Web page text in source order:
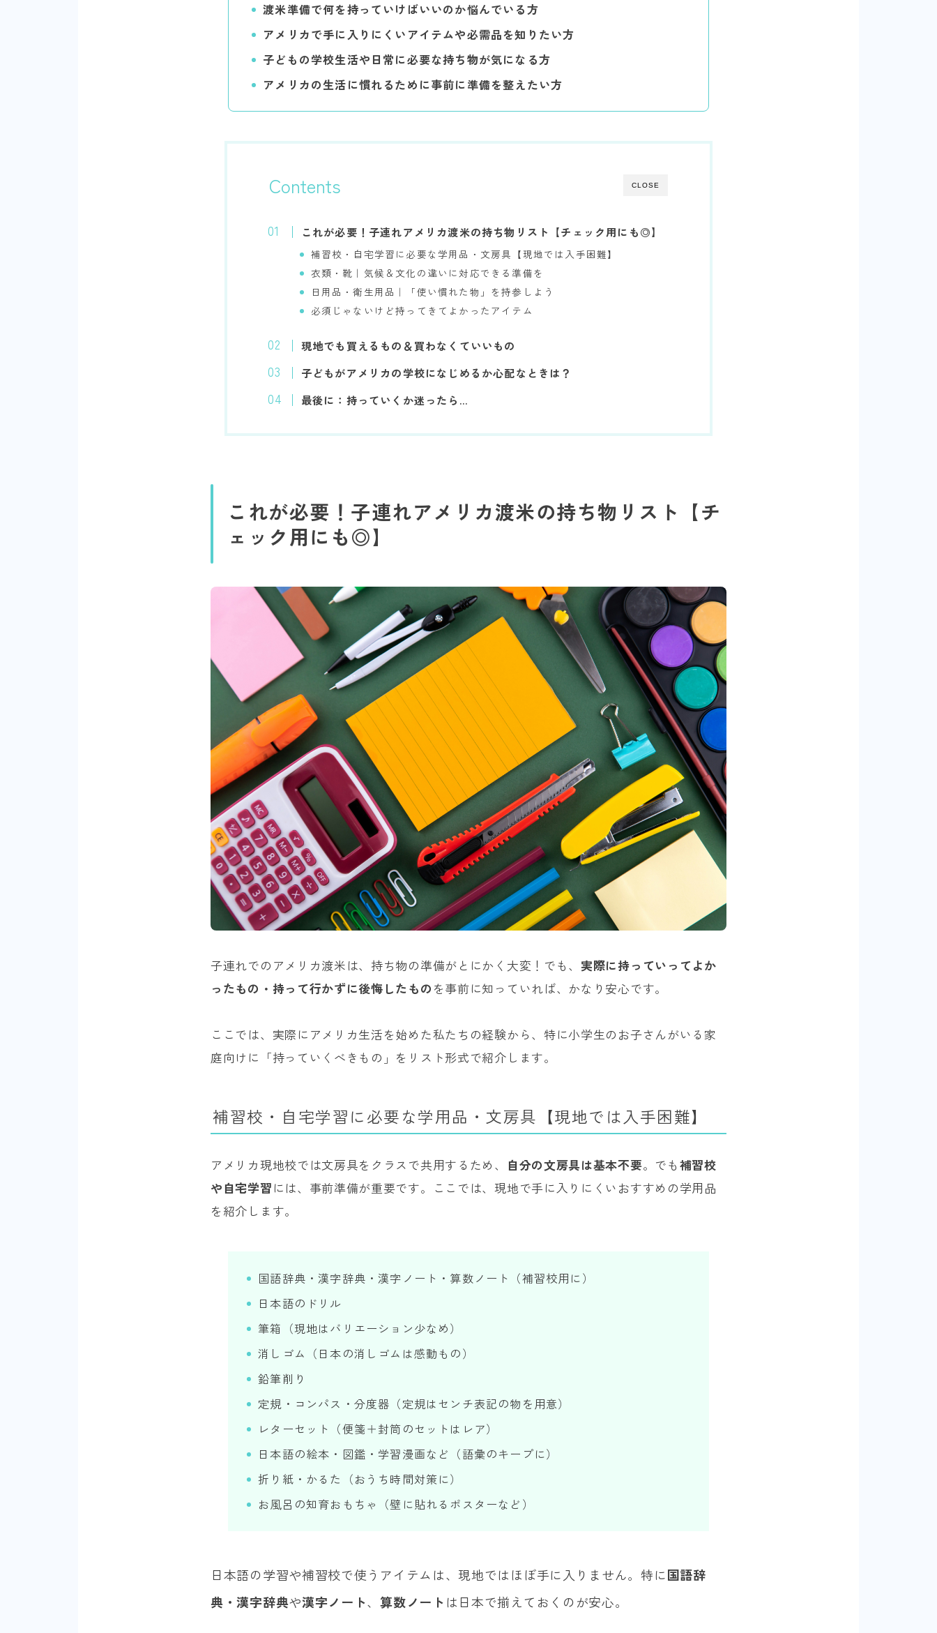
渡米準備で何を持っていけばいいのか悩んでいる方
アメリカで手に入りにくいアイテムや必需品を知りたい方
子どもの学校生活や日常に必要な持ち物が気になる方
アメリカの生活に慣れるために事前に準備を整えたい方
CLOSE
Contents
これが必要！子連れアメリカ渡米の持ち物リスト【チェック用にも◎】
補習校・自宅学習に必要な学用品・文房具【現地では入手困難】
衣類・靴｜気候＆文化の違いに対応できる準備を
日用品・衛生用品｜「使い慣れた物」を持参しよう
必須じゃないけど持ってきてよかったアイテム
現地でも買えるもの＆買わなくていいもの
子どもがアメリカの学校になじめるか心配なときは？
最後に：持っていくか迷ったら…
これが必要！子連れアメリカ渡米の持ち物リスト【チ
ェック用にも◎】
子連れでのアメリカ渡米は、持ち物の準備がとにかく大変！でも、 実際に持っていってよか
ったもの・持って行かずに後悔したもの を事前に知っていれば、かなり安心です。
ここでは、実際にアメリカ生活を始めた私たちの経験から、特に小学生のお子さんがいる家
庭向けに「持っていくべきもの」をリスト形式で紹介します。
補習校・自宅学習に必要な学用品・文房具【現地では入手困難】
アメリカ現地校では文房具をクラスで共用するため、 自分の文房具は基本不要。でも 補習校
や自宅学習には、事前準備が重要です。ここでは、現地で手に入りにくいおすすめの学用品
を紹介します。
国語辞典・漢字辞典・漢字ノート・算数ノート（補習校用に）
日本語のドリル
筆箱（現地はバリエーション少なめ）
消しゴム（日本の消しゴムは感動もの）
鉛筆削り
定規・コンパス・分度器（定規はセンチ表記の物を用意）
レターセット（便箋＋封筒のセットはレア）
日本語の絵本・図鑑・学習漫画など（語彙のキープに）
折り紙・かるた（おうち時間対策に）
お風呂の知育おもちゃ（壁に貼れるポスターなど）
日本語の学習や補習校で使うアイテムは、現地ではほぼ手に入りません。特に国語辞
典・漢字辞典や漢字ノート、算数ノートは日本で揃えておくのが安心。